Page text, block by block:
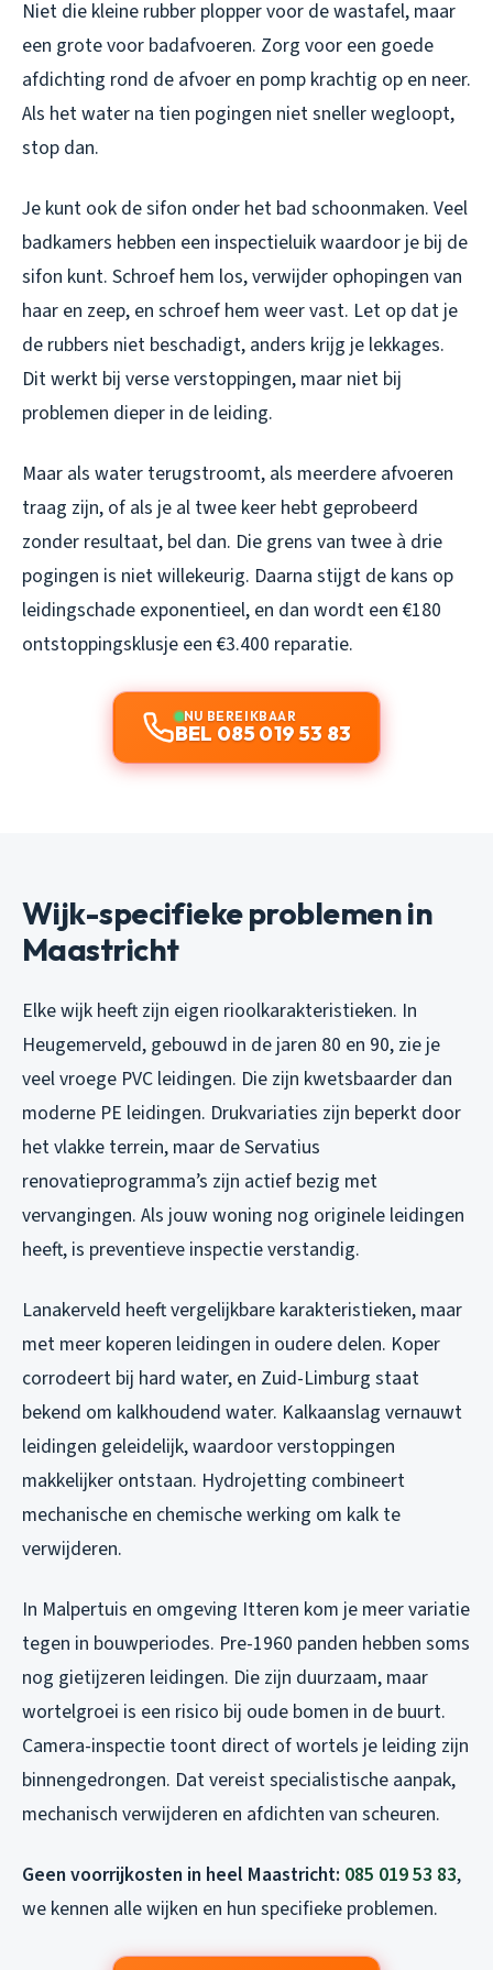
Niet die kleine rubber plopper voor de wastafel, maar
een grote voor badafvoeren. Zorg voor een goede
afdichting rond de afvoer en pomp krachtig op en neer.
Als het water na tien pogingen niet sneller wegloopt,
stop dan.
Je kunt ook de sifon onder het bad schoonmaken. Veel
badkamers hebben een inspectieluik waardoor je bij de
sifon kunt. Schroef hem los, verwijder ophopingen van
haar en zeep, en schroef hem weer vast. Let op dat je
de rubbers niet beschadigt, anders krijg je lekkages.
Dit werkt bij verse verstoppingen, maar niet bij
problemen dieper in de leiding.
Maar als water terugstroomt, als meerdere afvoeren
traag zijn, of als je al twee keer hebt geprobeerd
zonder resultaat, bel dan. Die grens van twee à drie
pogingen is niet willekeurig. Daarna stijgt de kans op
leidingschade exponentieel, en dan wordt een €180
ontstoppingsklusje een €3.400 reparatie.
NU BEREIKBAAR
BEL 085 019 53 83
Wijk-specifieke problemen in
Maastricht
Elke wijk heeft zijn eigen rioolkarakteristieken. In
Heugemerveld, gebouwd in de jaren 80 en 90, zie je
veel vroege PVC leidingen. Die zijn kwetsbaarder dan
moderne PE leidingen. Drukvariaties zijn beperkt door
het vlakke terrein, maar de Servatius
renovatieprogramma’s zijn actief bezig met
vervangingen. Als jouw woning nog originele leidingen
heeft, is preventieve inspectie verstandig.
Lanakerveld heeft vergelijkbare karakteristieken, maar
met meer koperen leidingen in oudere delen. Koper
corrodeert bij hard water, en Zuid-Limburg staat
bekend om kalkhoudend water. Kalkaanslag vernauwt
leidingen geleidelijk, waardoor verstoppingen
makkelijker ontstaan. Hydrojetting combineert
mechanische en chemische werking om kalk te
verwijderen.
In Malpertuis en omgeving Itteren kom je meer variatie
tegen in bouwperiodes. Pre-1960 panden hebben soms
nog gietijzeren leidingen. Die zijn duurzaam, maar
wortelgroei is een risico bij oude bomen in de buurt.
Camera-inspectie toont direct of wortels je leiding zijn
binnengedrongen. Dat vereist specialistische aanpak,
mechanisch verwijderen en afdichten van scheuren.
Geen voorrijkosten in heel Maastricht: 085 019 53 83,
we kennen alle wijken en hun specifieke problemen.